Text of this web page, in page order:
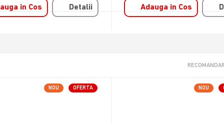
in Cos Detalii Adauga in Cos
RECOMANDARI
OFERTA
NOU NOU